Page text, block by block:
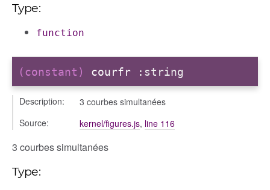
Type:
function
(constant) courfr :string
Description:
3 courbes simultanées
Source:
kernel/figures.js, line 116
3 courbes simultanées
Type: